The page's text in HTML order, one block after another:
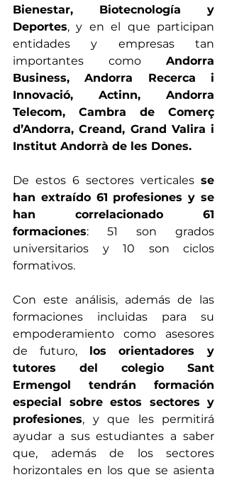
Bienestar, Biotecnología y
Deportes, y en el que participan
entidades y empresas tan
importantes como Andorra
Business, Andorra Recerca i
Innovació, Actinn, Andorra
Telecom, Cambra de Comerç
d’Andorra, Creand, Grand Valira i
Institut Andorrà de les Dones.
De estos 6 sectores verticales se
han extraído 61 profesiones y se
han correlacionado 61
formaciones: 51 son grados
universitarios y 10 son ciclos
formativos.
Con este análisis, además de las
formaciones incluidas para su
empoderamiento como asesores
de futuro, los orientadores y
tutores del colegio Sant
Ermengol tendrán formación
especial sobre estos sectores y
profesiones, y que les permitirá
ayudar a sus estudiantes a saber
que, además de los sectores
horizontales en los que se asienta